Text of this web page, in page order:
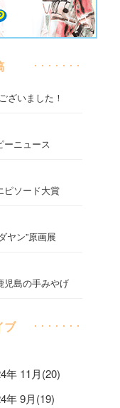
ざいました！
ーニュース
ピソード大賞
ヤン”原画展
児島の手みやげ
ブ
年 11月(20)
年 9月(19)